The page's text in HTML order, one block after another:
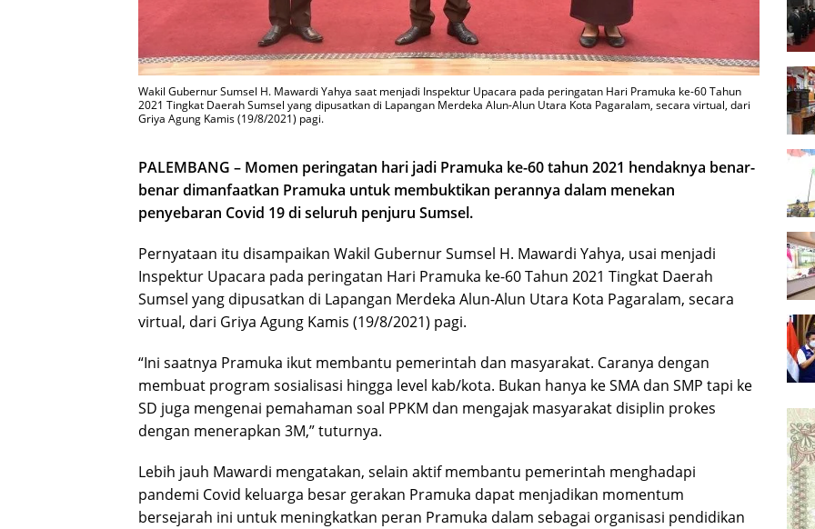
Wakil Gubernur Sumsel H. Mawardi Yahya saat menjadi Inspektur Upacara pada peringatan Hari Pramuka ke-60 Tahun
2021 Tingkat Daerah Sumsel yang dipusatkan di Lapangan Merdeka Alun-Alun Utara Kota Pagaralam, secara virtual, dari
Griya Agung Kamis (19/8/2021) pagi.
PALEMBANG – Momen peringatan hari jadi Pramuka ke-60 tahun 2021 hendaknya benar-
benar dimanfaatkan Pramuka untuk membuktikan perannya dalam menekan
penyebaran Covid 19 di seluruh penjuru Sumsel.
Pernyataan itu disampaikan Wakil Gubernur Sumsel H. Mawardi Yahya, usai menjadi
Inspektur Upacara pada peringatan Hari Pramuka ke-60 Tahun 2021 Tingkat Daerah
Sumsel yang dipusatkan di Lapangan Merdeka Alun-Alun Utara Kota Pagaralam, secara
virtual, dari Griya Agung Kamis (19/8/2021) pagi.
“Ini saatnya Pramuka ikut membantu pemerintah dan masyarakat. Caranya dengan
membuat program sosialisasi hingga level kab/kota. Bukan hanya ke SMA dan SMP tapi ke
SD juga mengenai pemahaman soal PPKM dan mengajak masyarakat disiplin prokes
dengan menerapkan 3M,” tuturnya.
Lebih jauh Mawardi mengatakan, selain aktif membantu pemerintah menghadapi
pandemi Covid keluarga besar gerakan Pramuka dapat menjadikan momentum
bersejarah ini untuk meningkatkan peran Pramuka dalam sebagai organisasi pendidikan